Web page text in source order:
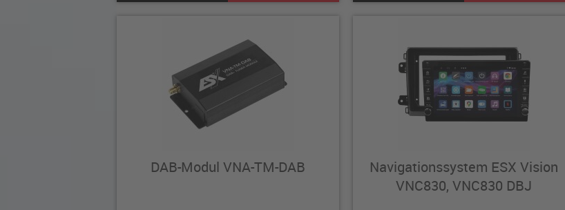
DAB-Modul VNA-TM-DAB
Navigationssystem ESX Vision
VNC830, VNC830 DBJ